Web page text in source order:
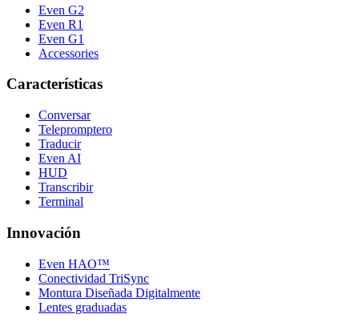
Even G2
Even R1
Even G1
Accessories
Características
Conversar
Telepromptero
Traducir
Even AI
HUD
Transcribir
Terminal
Innovación
Even HAO™
Conectividad TriSync
Montura Diseñada Digitalmente
Lentes graduadas